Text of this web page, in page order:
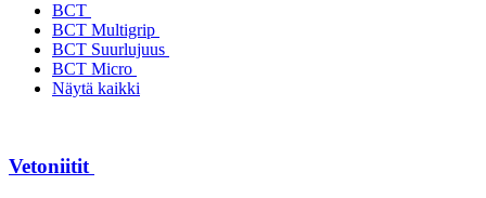
BCT
BCT Multigrip
BCT Suurlujuus
BCT Micro
Näytä kaikki
Vetoniitit